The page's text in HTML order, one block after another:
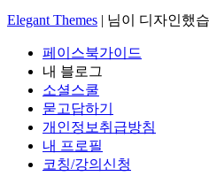
Elegant Themes | 님이 디자인했
페이스북가이드
내 블로그
소셜스쿨
묻고답하기
개인정보취급방침
내 프로필
코칭/강의신청